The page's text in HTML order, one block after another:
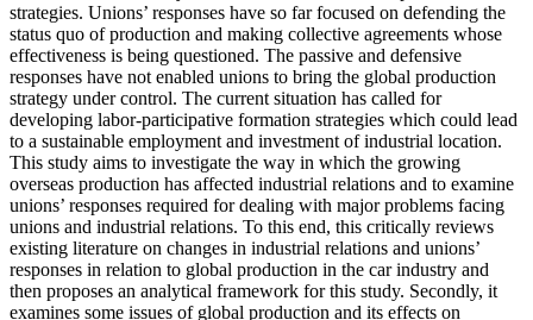
strategies. Unions’ responses have so far focused on defending the
status quo of production and making collective agreements whose
effectiveness is being questioned. The passive and defensive
responses have not enabled unions to bring the global production
strategy under control. The current situation has called for
developing labor-participative formation strategies which could lead
to a sustainable employment and investment of industrial location.
This study aims to investigate the way in which the growing
overseas production has affected industrial relations and to examine
unions’ responses required for dealing with major problems facing
unions and industrial relations. To this end, this critically reviews
existing literature on changes in industrial relations and unions’
responses in relation to global production in the car industry and
then proposes an analytical framework for this study. Secondly, it
examines some issues of global production and its effects on